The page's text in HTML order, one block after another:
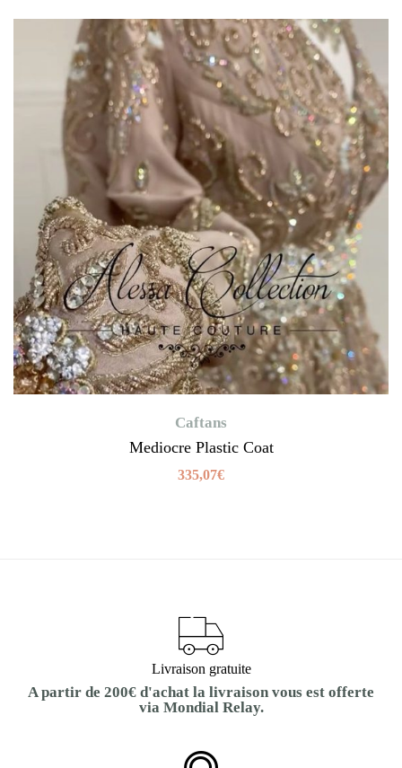
Caftans
Mediocre Plastic Coat
335,07€
Livraison gratuite
A partir de 200€ d'achat la livraison vous est offerte
via Mondial Relay.